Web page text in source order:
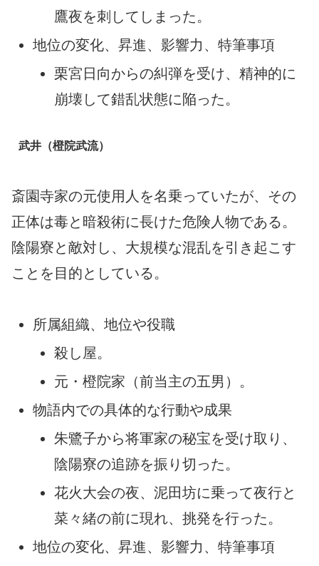
鷹夜を刺してしまった。
地位の変化、昇進、影響力、特筆事項
栗宮日向からの糾弾を受け、精神的に
崩壊して錯乱状態に陥った。
武井（橙院武流）
斎園寺家の元使用人を名乗っていたが、その
正体は毒と暗殺術に長けた危険人物である。
陰陽寮と敵対し、大規模な混乱を引き起こす
ことを目的としている。
所属組織、地位や役職
殺し屋。
元・橙院家（前当主の五男）。
物語内での具体的な行動や成果
朱鷺子から将軍家の秘宝を受け取り、
陰陽寮の追跡を振り切った。
花火大会の夜、泥田坊に乗って夜行と
菜々緒の前に現れ、挑発を行った。
地位の変化、昇進、影響力、特筆事項